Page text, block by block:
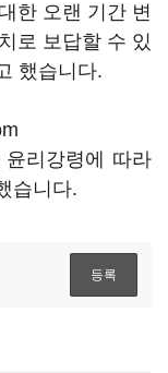
한 오랜 기간 변
로 보답할 수 있
했습니다.
리강령에 따라
습니다.